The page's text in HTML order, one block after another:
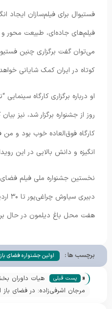
فستیوال برای فیلم‌سازان ایجاد
فیلم‌های جاده‌ای، طبیعت محور و
می‌توان گفت برگزاری چنین
کوتاه در ایران کمک شایانی
او درباره برگزاری کارگاه
روز از جشنواره برگزار شد، نیز
کارگاه فوق‌العاده خوب بود و من
انگیزه و دانش بالایی در این
نخستین جشنواره ملی فیلم
هفت محل باغ دیلمون در حال
برچسب ها : اولین جشنواره فضای باز
« پست قبلی
هیات داوران
باز معرفی شدند
مرجان اشرفی‌زاده: در فضای